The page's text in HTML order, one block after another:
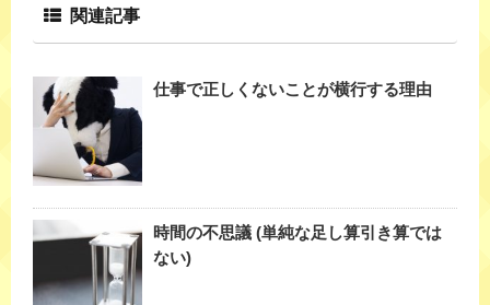
関連記事
仕事で正しくないことが横行する理由
時間の不思議 (単純な足し算引き算では
ない)